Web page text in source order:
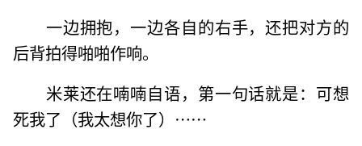
一边拥抱，一边各自的右手，还把对方的
后背拍得啪啪作响。
米莱还在喃喃自语，第一句话就是：可想
死我了（我太想你了）……